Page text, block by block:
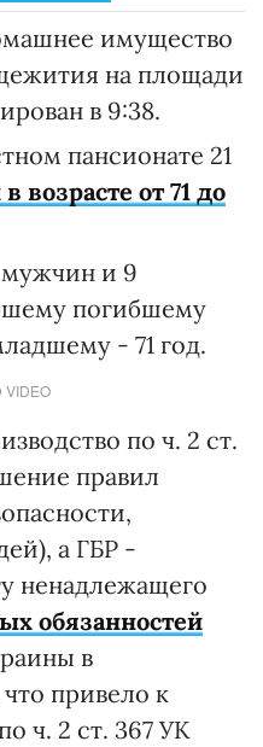
имущество
на площади
в 9:38.
пансионате 21
возрасте от 71 до
мужчин и 9
погибшему
- 71 год.
VIDEO
по ч. 2 ст.
правил
а ГБР -
ненадлежащего
обязанностей
в
привело к
ч. 2 ст. 367 УК